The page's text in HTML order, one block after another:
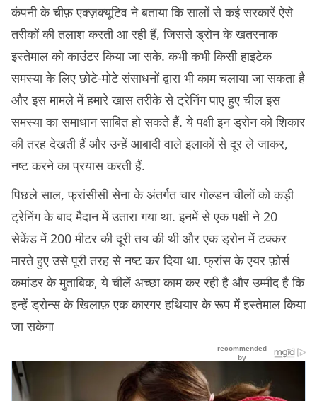
कंपनी के चीफ़ एक्ज़क्यूटिव ने बताया कि सालों से कई सरकारें ऐसे
तरीकों की तलाश करती आ रही हैं, जिससे ड्रोन के खतरनाक
इस्तेमाल को काउंटर किया जा सके. कभी कभी किसी हाइटेक
समस्या के लिए छोटे-मोटे संसाधनों द्वारा भी काम चलाया जा सकता है
और इस मामले में हमारे खास तरीके से ट्रेनिंग पाए हुए चील इस
समस्या का समाधान साबित हो सकते हैं. ये पक्षी इन ड्रोन को शिकार
की तरह देखती हैं और उन्हें आबादी वाले इलाकों से दूर ले जाकर,
नष्ट करने का प्रयास करती हैं.
पिछले साल, फ्रांसीसी सेना के अंतर्गत चार गोल्डन चीलों को कड़ी
ट्रेनिंग के बाद मैदान में उतारा गया था. इनमें से एक पक्षी ने 20
सेकेंड में 200 मीटर की दूरी तय की थी और एक ड्रोन में टक्कर
मारते हुए उसे पूरी तरह से नष्ट कर दिया था. फ्रांस के एयर फ़ोर्स
कमांडर के मुताबिक, ये चीलें अच्छा काम कर रही है और उम्मीद है कि
इन्हें ड्रोन्स के खिलाफ़ एक कारगर हथियार के रूप में इस्तेमाल किया
जा सकेगा